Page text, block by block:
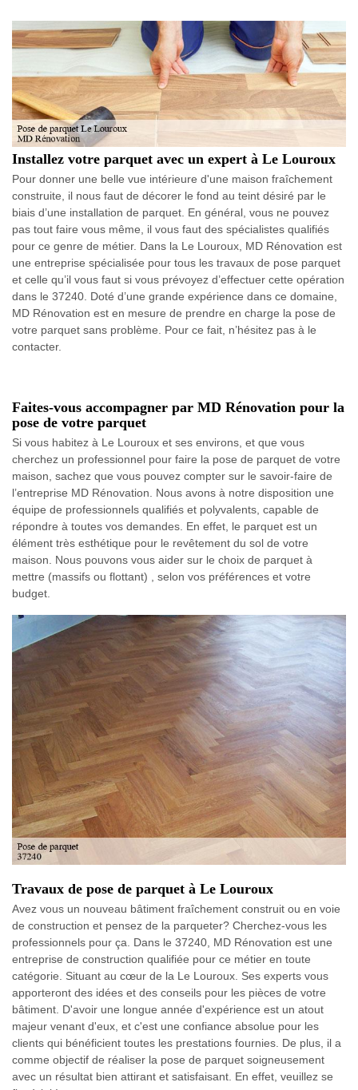
Installez votre parquet avec un expert à Le Louroux
Pour donner une belle vue intérieure d'une maison fraîchement
construite, il nous faut de décorer le fond au teint désiré par le
biais d’une installation de parquet. En général, vous ne pouvez
pas tout faire vous même, il vous faut des spécialistes qualifiés
pour ce genre de métier. Dans la Le Louroux, MD Rénovation est
une entreprise spécialisée pour tous les travaux de pose parquet
et celle qu’il vous faut si vous prévoyez d’effectuer cette opération
dans le 37240. Doté d’une grande expérience dans ce domaine,
MD Rénovation est en mesure de prendre en charge la pose de
votre parquet sans problème. Pour ce fait, n’hésitez pas à le
contacter.
Faites-vous accompagner par MD Rénovation pour la
pose de votre parquet
Si vous habitez à Le Louroux et ses environs, et que vous
cherchez un professionnel pour faire la pose de parquet de votre
maison, sachez que vous pouvez compter sur le savoir-faire de
l’entreprise MD Rénovation. Nous avons à notre disposition une
équipe de professionnels qualifiés et polyvalents, capable de
répondre à toutes vos demandes. En effet, le parquet est un
élément très esthétique pour le revêtement du sol de votre
maison. Nous pouvons vous aider sur le choix de parquet à
mettre (massifs ou flottant) , selon vos préférences et votre
budget.
Travaux de pose de parquet à Le Louroux
Avez vous un nouveau bâtiment fraîchement construit ou en voie
de construction et pensez de la parqueter? Cherchez-vous les
professionnels pour ça. Dans le 37240, MD Rénovation est une
entreprise de construction qualifiée pour ce métier en toute
catégorie. Situant au cœur de la Le Louroux. Ses experts vous
apporteront des idées et des conseils pour les pièces de votre
bâtiment. D'avoir une longue année d'expérience est un atout
majeur venant d'eux, et c'est une confiance absolue pour les
clients qui bénéficient toutes les prestations fournies. De plus, il a
comme objectif de réaliser la pose de parquet soigneusement
avec un résultat bien attirant et satisfaisant. En effet, veuillez se